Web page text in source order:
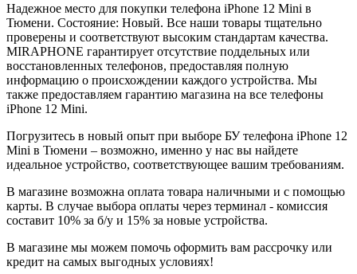
Надежное место для покупки телефона iPhone 12 Mini в
Тюмени. Состояние: Новый. Все наши товары тщательно
проверены и соответствуют высоким стандартам качества.
MIRAPHONE гарантирует отсутствие поддельных или
восстановленных телефонов, предоставляя полную
информацию о происхождении каждого устройства. Мы
также предоставляем гарантию магазина на все телефоны
iPhone 12 Mini.
Погрузитесь в новый опыт при выборе БУ телефона iPhone 12
Mini в Тюмени – возможно, именно у нас вы найдете
идеальное устройство, соответствующее вашим требованиям.
В магазине возможна оплата товара наличными и с помощью
карты. В случае выбора оплаты через терминал - комиссия
составит 10% за б/у и 15% за новые устройства.
В магазине мы можем помочь оформить вам рассрочку или
кредит на самых выгодных условиях!